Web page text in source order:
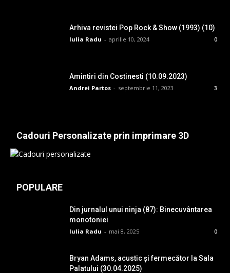
Arhiva revistei Pop Rock & Show (1993) (10)
Iulia Radu - aprilie 10, 2024 0
Amintiri din Costinesti (10.09.2023)
Andrei Partos - septembrie 11, 2023 3
Cadouri Personalizate prin imprimare 3D
POPULARE
Din jurnalul unui ninja (87): Binecuvântarea
monotoniei
Iulia Radu - mai 8, 2025 0
Bryan Adams, acustic și fermecător la Sala
Palatului (30.04.2025)